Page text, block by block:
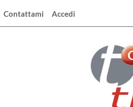
Contattami Accedi